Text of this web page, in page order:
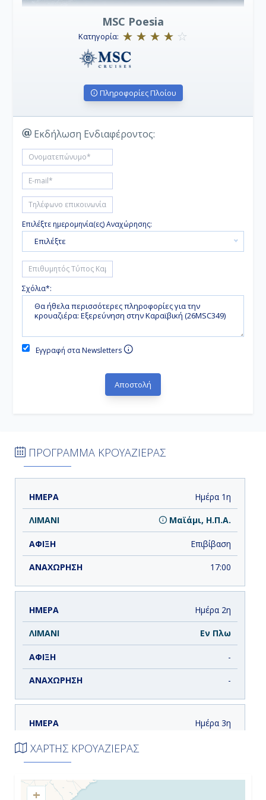
MSC Poesia
Κατηγορία:
Πληροφορίες Πλοίου
Εκδήλωση Ενδιαφέροντος:
Επιλέξτε ημερομηνία(ες) Αναχώρησης:
Επιλέξτε
Σχόλια*:
Εγγραφή στα Newsletters
ΠΡΟΓΡΑΜΜΑ ΚΡΟΥΑΖΙΕΡΑΣ
ΗΜΕΡΑ ΑΝΑΧΩΡΗΣΗ
Ημέρα 1η
Μαϊάμι, Η.Π.Α.
Επιβίβαση
17:00
Ημέρα 2η
Εν Πλω
-
-
Ημέρα 3η
ΧΑΡΤΗΣ ΚΡΟΥΑΖΙΕΡΑΣ
+